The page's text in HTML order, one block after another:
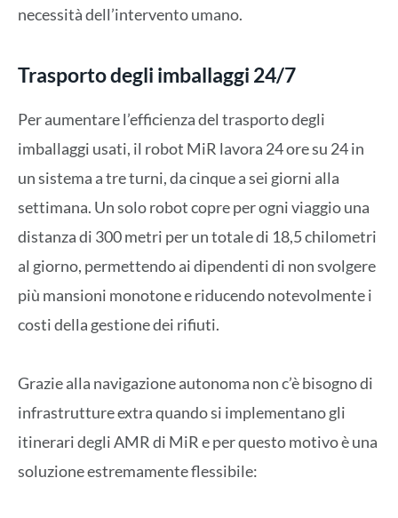
necessità dell’intervento umano.
Trasporto degli imballaggi 24/7
Per aumentare l’efficienza del trasporto degli
imballaggi usati, il robot MiR lavora 24 ore su 24 in
un sistema a tre turni, da cinque a sei giorni alla
settimana. Un solo robot copre per ogni viaggio una
distanza di 300 metri per un totale di 18,5 chilometri
al giorno, permettendo ai dipendenti di non svolgere
più mansioni monotone e riducendo notevolmente i
costi della gestione dei rifiuti.
Grazie alla navigazione autonoma non c’è bisogno di
infrastrutture extra quando si implementano gli
itinerari degli AMR di MiR e per questo motivo è una
soluzione estremamente flessibile: